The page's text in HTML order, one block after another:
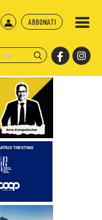
ABBONATI